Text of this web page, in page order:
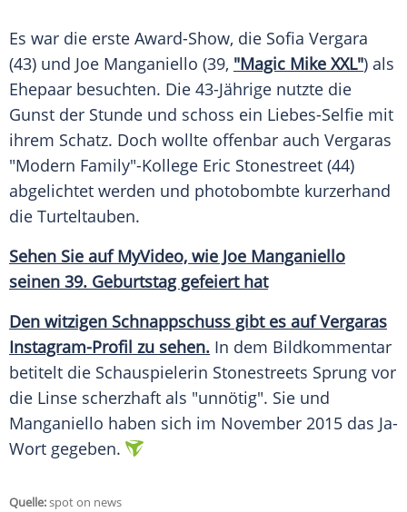
Es war die erste Award-Show, die Sofia Vergara
(43) und Joe Manganiello (39, "Magic Mike XXL") als
Ehepaar besuchten. Die 43-Jährige nutzte die
Gunst der Stunde und schoss ein Liebes-Selfie mit
ihrem Schatz. Doch wollte offenbar auch Vergaras
"Modern Family"-Kollege Eric Stonestreet (44)
abgelichtet werden und photobombte kurzerhand
die Turteltauben.
Sehen Sie auf MyVideo, wie Joe Manganiello
seinen 39. Geburtstag gefeiert hat
Den witzigen Schnappschuss gibt es auf Vergaras
Instagram-Profil zu sehen. In dem Bildkommentar
betitelt die Schauspielerin Stonestreets Sprung vor
die Linse scherzhaft als "unnötig". Sie und
Manganiello haben sich im November 2015 das Ja-
Wort gegeben.
Quelle:spot on news